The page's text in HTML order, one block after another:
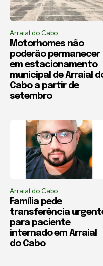
Arraial do Cabo
Motorhomes não
poderão permanecer
em estacionamento
municipal de Arraial
Cabo a partir de
setembro
Arraial do Cabo
Família pede
transferência
para paciente
internado em Arraial
do Cabo